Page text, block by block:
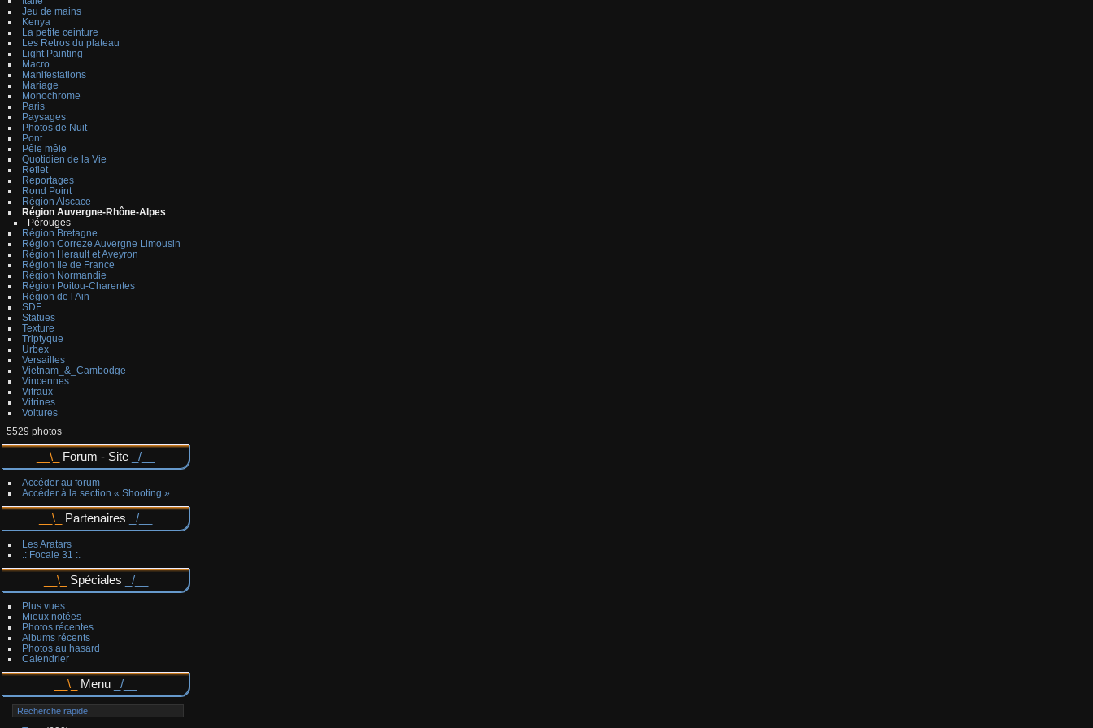
Jeu de mains
Kenya
La petite ceinture
Les Retros du plateau
Light Painting
Macro
Manifestations
Mariage
Monochrome
Paris
Paysages
Photos de Nuit
Pont
Pêle mêle
Quotidien de la Vie
Reflet
Reportages
Rond Point
Région Alscace
Région Auvergne-Rhône-Alpes
Pérouges
Région Bretagne
Région Correze Auvergne Limousin
Région Herault et Aveyron
Région Ile de France
Région Normandie
Région Poitou-Charentes
Région de l Ain
SDF
Statues
Texture
Triptyque
Urbex
Versailles
Vietnam_&_Cambodge
Vincennes
Vitraux
Vitrines
Voitures
5529 photos
Forum - Site
Accéder au forum
Accéder à la section « Shooting »
Partenaires
Les Aratars
.: Focale 31 :.
Spéciales
Plus vues
Mieux notées
Photos récentes
Albums récents
Photos au hasard
Calendrier
Menu